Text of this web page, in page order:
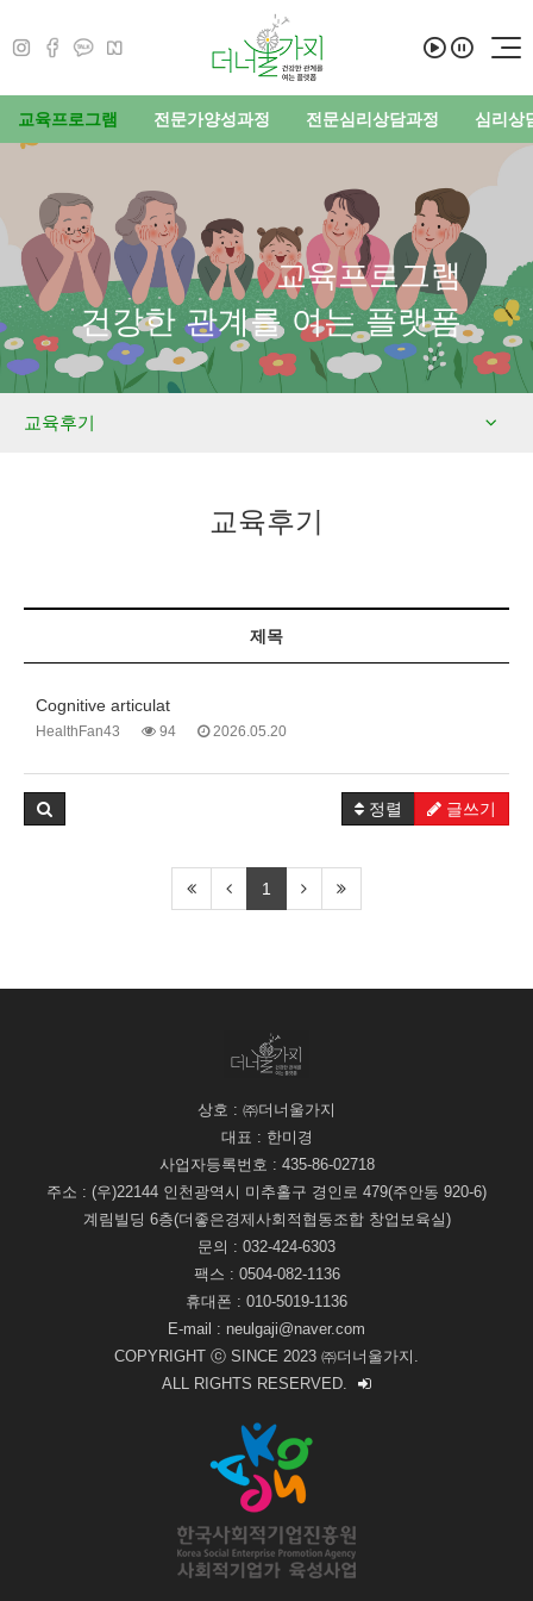
교육프로그램 전문가양성과정 전문심리상담과정 심리상
교육프로그램
건강한 관계를 여는 플랫폼
교육후기
교육후기
제목
Cognitive articulat
HealthFan43 94 2026.05.20
정렬 글쓰기
1
상호 : ㈜더너울가지
대표 : 한미경
사업자등록번호 : 435-86-02718
주소 : (우)22144 인천광역시 미추홀구 경인로 479(주안동 920-6)
계림빌딩 6층(더좋은경제사회적협동조합 창업보육실)
문의 : 032-424-6303
팩스 : 0504-082-1136
휴대폰 : 010-5019-1136
E-mail : neulgaji@naver.com
COPYRIGHT ⓒ SINCE 2023 ㈜더너울가지.
ALL RIGHTS RESERVED.